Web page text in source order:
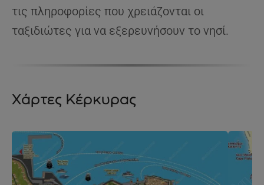
τις πληροφορίες που χρειάζονται οι
ταξιδιώτες για να εξερευνήσουν το νησί.
Χάρτες Κέρκυρας